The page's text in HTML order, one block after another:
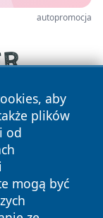
autopromocja
aby
plików
od
mogą być
prawa